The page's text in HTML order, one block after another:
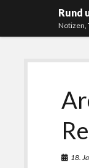
Rund
Notizen,
18.